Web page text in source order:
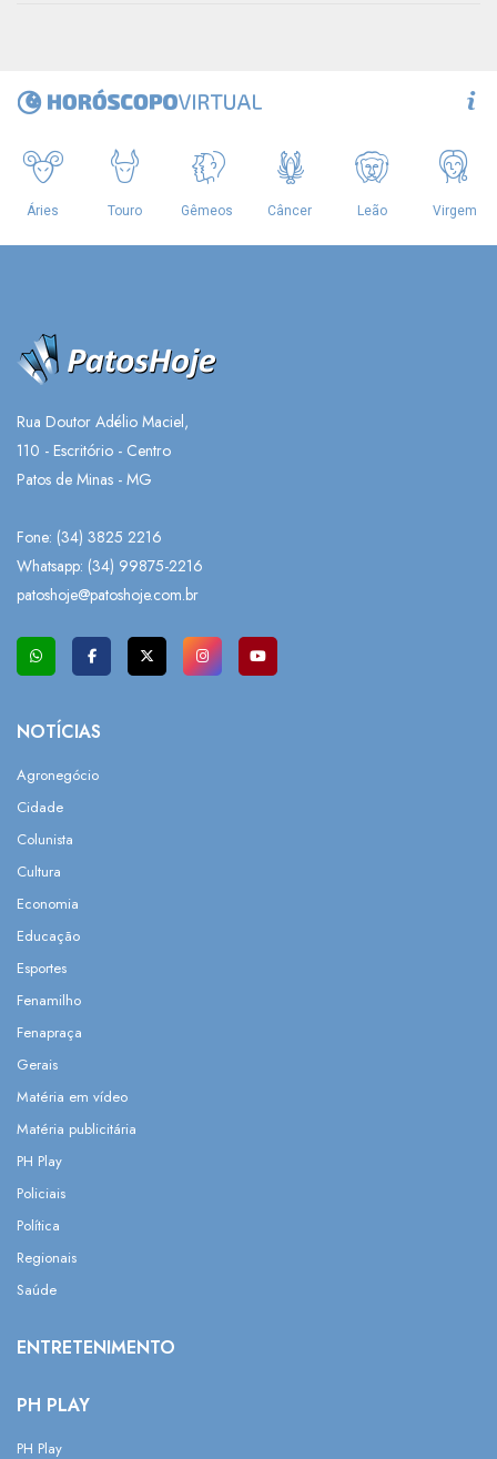
Rua Doutor Adélio Maciel,
110 - Escritório - Centro
Patos de Minas - MG
Fone: (34) 3825 2216
Whatsapp: (34) 99875-2216
patoshoje@patoshoje.com.br
NOTÍCIAS
Agronegócio
Cidade
Colunista
Cultura
Economia
Educação
Esportes
Fenamilho
Fenapraça
Gerais
Matéria em vídeo
Matéria publicitária
PH Play
Policiais
Política
Regionais
Saúde
ENTRETENIMENTO
PH PLAY
PH Play